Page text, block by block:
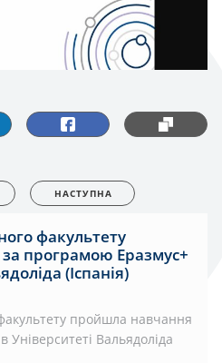
НАСТУПНА
факультету
програмою Еразмус+
(Іспанія)
пройшла навчання
Вальядоліда